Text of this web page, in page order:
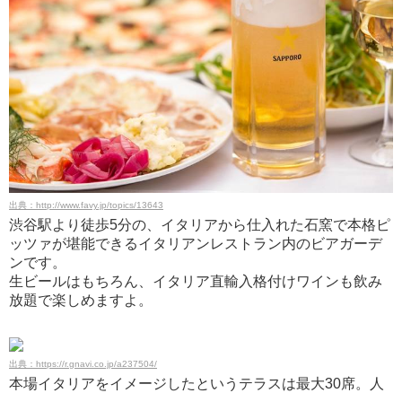
出典：http://www.favy.jp/topics/13643
渋谷駅より徒歩5分の、イタリアから仕入れた石窯で本格ピ
ッツァが堪能できるイタリアンレストラン内のビアガーデ
ンです。
生ビールはもちろん、イタリア直輸入格付けワインも飲み
放題で楽しめますよ。
出典：https://r.gnavi.co.jp/a237504/
本場イタリアをイメージしたというテラスは最大30席。人